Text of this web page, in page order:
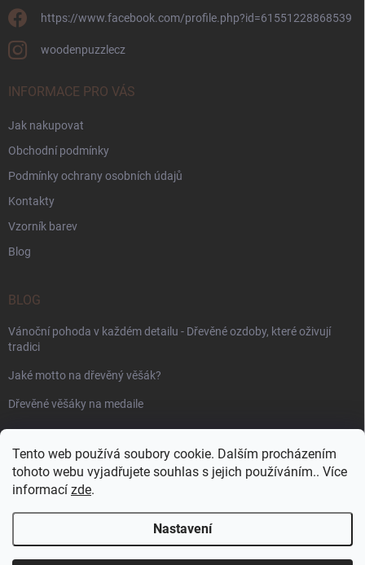
Tento web používá soubory cookie. Dalším procházením
tohoto webu vyjadřujete souhlas s jejich používáním.. Více
informací zde.
Nastavení
https://www.facebook.com/profile.php?id=61551228868539
woodenpuzzlecz
INFORMACE PRO VÁS
Jak nakupovat
Obchodní podmínky
Podmínky ochrany osobních údajů
Kontakty
Vzorník barev
Blog
BLOG
Vánoční pohoda v každém detailu - Dřevěné ozdoby, které oživují
tradici
Jaké motto na dřevěný věšák?
Dřevěné věšáky na medaile
PŘIJÍMÁME ONLINE PLATBY